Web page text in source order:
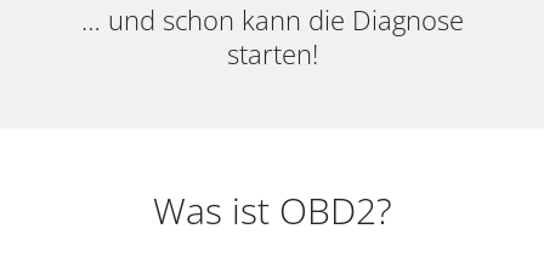
… und schon kann die Diagnose
starten!
Was ist OBD2?